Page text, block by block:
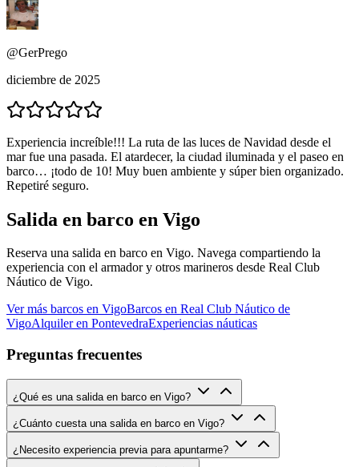
@GerPrego
diciembre de 2025
Experiencia increíble!!! La ruta de las luces de Navidad desde el
mar fue una pasada. El atardecer, la ciudad iluminada y el paseo en
barco… ¡todo de 10! Muy buen ambiente y súper bien organizado.
Repetiré seguro.
Salida en barco en Vigo
Reserva una salida en barco en Vigo. Navega compartiendo la
experiencia con el armador y otros marineros desde Real Club
Náutico de Vigo.
Ver más barcos en VigoBarcos en Real Club Náutico de
VigoAlquiler en PontevedraExperiencias náuticas
Preguntas frecuentes
¿Qué es una salida en barco en Vigo?
¿Cuánto cuesta una salida en barco en Vigo?
¿Necesito experiencia previa para apuntarme?